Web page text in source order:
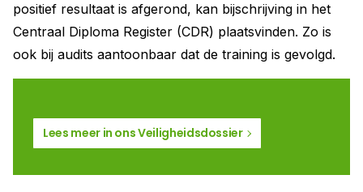
positief resultaat is afgerond, kan bijschrijving in het
Centraal Diploma Register (CDR) plaatsvinden. Zo is
ook bij audits aantoonbaar dat de training is gevolgd.
Lees meer in ons Veiligheidsdossier